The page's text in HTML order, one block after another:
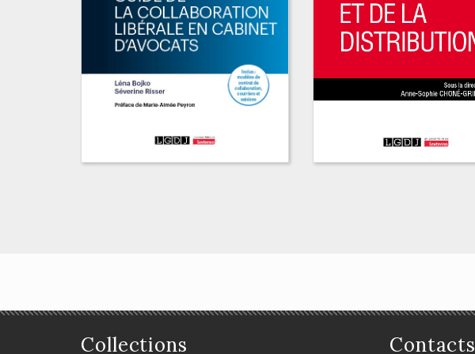
collaboration libérale
en cabinet d'avocats
Dictionnaire de la
Collections Contacts